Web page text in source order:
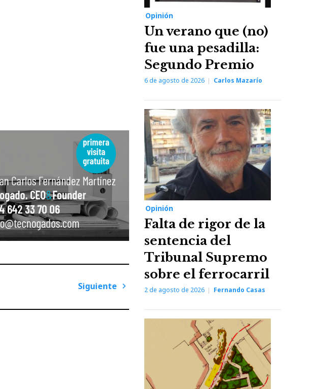
Siguiente
Opinión
Un verano que (no)
fue una pesadilla:
Segundo Premio
6 de agosto de 2026 Carlos Mazarío
Opinión
Falta de rigor de la
sentencia del
Tribunal Supremo
sobre el ferrocarril
2 de agosto de 2026 Fernando Casas